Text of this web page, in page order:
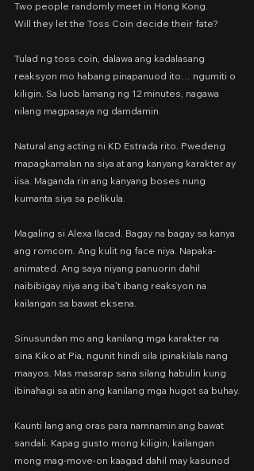
Two people randomly meet in Hong Kong.
Will they let the Toss Coin decide their fate?
Tulad ng toss coin, dalawa ang kadalasang
reaksyon mo habang pinapanuod ito… ngumiti o
kiligin. Sa luob lamang ng 12 minutes, nagawa
nilang magpasaya ng damdamin.
Natural ang acting ni KD Estrada rito. Pwedeng
mapagkamalan na siya at ang kanyang karakter ay
iisa. Maganda rin ang kanyang boses nung
kumanta siya sa pelikula.
Magaling si Alexa Ilacad. Bagay na bagay sa kanya
ang romcom. Ang kulit ng face niya. Napaka-
animated. Ang saya niyang panuorin dahil
naibibigay niya ang iba’t ibang reaksyon na
kailangan sa bawat eksena.
Sinusundan mo ang kanilang mga karakter na
sina Kiko at Pia, ngunit hindi sila ipinakilala nang
maayos. Mas masarap sana silang habulin kung
ibinahagi sa atin ang kanilang mga hugot sa buhay.
Kaunti lang ang oras para namnamin ang bawat
sandali. Kapag gusto mong kiligin, kailangan
mong mag-move-on kaagad dahil may kasunod